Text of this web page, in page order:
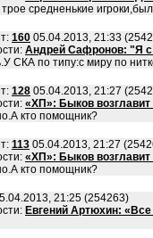
средненькие
160 05.04.2013, 21:33
Андрей Сафронов: "Я с
СКА по типу:с миру по
128 05.04.2013, 21:27
«ХП»: Быков возглавит
кто помощник?
113 05.04.2013, 21:27
«ХП»: Быков возглавит
кто помощник?
21:25 (254263)
Евгений Артюхин: «Все